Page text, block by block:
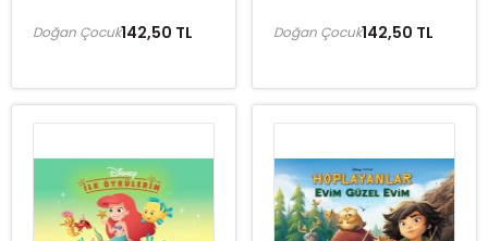
142,50 TL
Doğan Çocuk 142,50 TL
Doğan Çocuk